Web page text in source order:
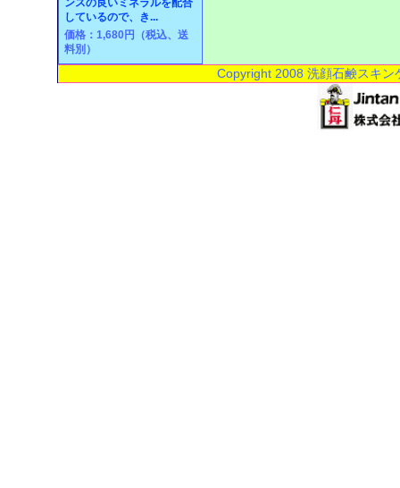
ンスの良いミネラルを配合
しているので、き...
価格：1,680円（税込、送
料別）
Copyright 2008 洗顔石鹸スキ